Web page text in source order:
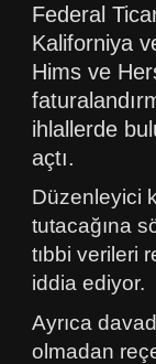
Federal
Kaliforniya
Hims ve
ihlallerde
açtı.
Düzenleyici
tutacağına
tıbbi verileri
iddia ediyor.
Ayrıca
olmadan